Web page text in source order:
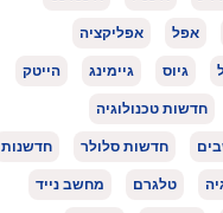
אפל אפליקציה
גיוס גיימינג הייטק
חדשות טכנולוגיה
חדשות סלולר חדשנות
טלגרם מחשב נייד